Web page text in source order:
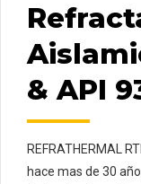
& API
REFRATHERMAL
hace mas de 30